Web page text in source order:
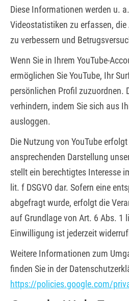
Diese Informationen werden u.
Videostatistiken zu erfassen,
zu verbessern und
Wenn Sie in Ihrem YouTube-
ermöglichen Sie YouTube, Ihr
persönlichen Profil zuzuordnen.
verhindern, indem Sie sich aus
ausloggen.
Die Nutzung von YouTube
ansprechenden Darstellung
stellt ein berechtigtes Interesse
lit. f DSGVO dar. Sofern eine
abgefragt wurde, erfolgt die
auf Grundlage von Art. 6 Abs. 1
Einwilligung ist jederzeit
Weitere Informationen zum
finden Sie in der
https://policies.google.com/